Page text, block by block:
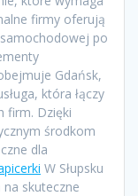
firmy oferują
po
Gdańsk,
która łączy
firm. Dzięki
środkom
dla
W Słupsku
skuteczne